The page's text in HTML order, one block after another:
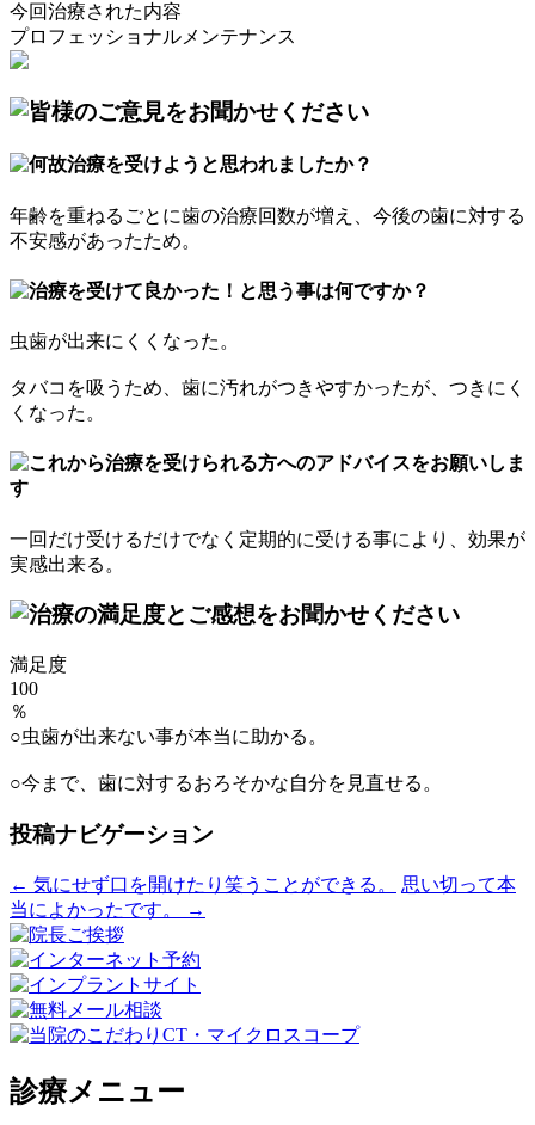
今回治療された内容
プロフェッショナルメンテナンス
年齢を重ねるごとに歯の治療回数が増え、今後の歯に対する
不安感があったため。
虫歯が出来にくくなった。
タバコを吸うため、歯に汚れがつきやすかったが、つきにく
くなった。
一回だけ受けるだけでなく定期的に受ける事により、効果が
実感出来る。
満足度
100
％
○虫歯が出来ない事が本当に助かる。
○今まで、歯に対するおろそかな自分を見直せる。
投稿ナビゲーション
← 気にせず口を開けたり笑うことができる。
思い切って本
当によかったです。
→
診療メニュー